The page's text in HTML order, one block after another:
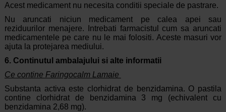
Acest medicament nu necesita conditii speciale de pastrare.
Nu aruncati niciun medicament pe calea apei sau
reziduurilor menajere. Intrebati farmacistul cum sa aruncati
medicamentele pe care nu le mai folositi. Aceste masuri vor
ajuta la protejarea mediului.
6. Continutul ambalajului si alte informatii
Ce contine Faringocalm Lamaie
Substanta activa este clorhidrat de benzidamina. O pastila
contine clorhidrat de benzidamina 3 mg (echivalent cu
benzidamina 2,68 mg).